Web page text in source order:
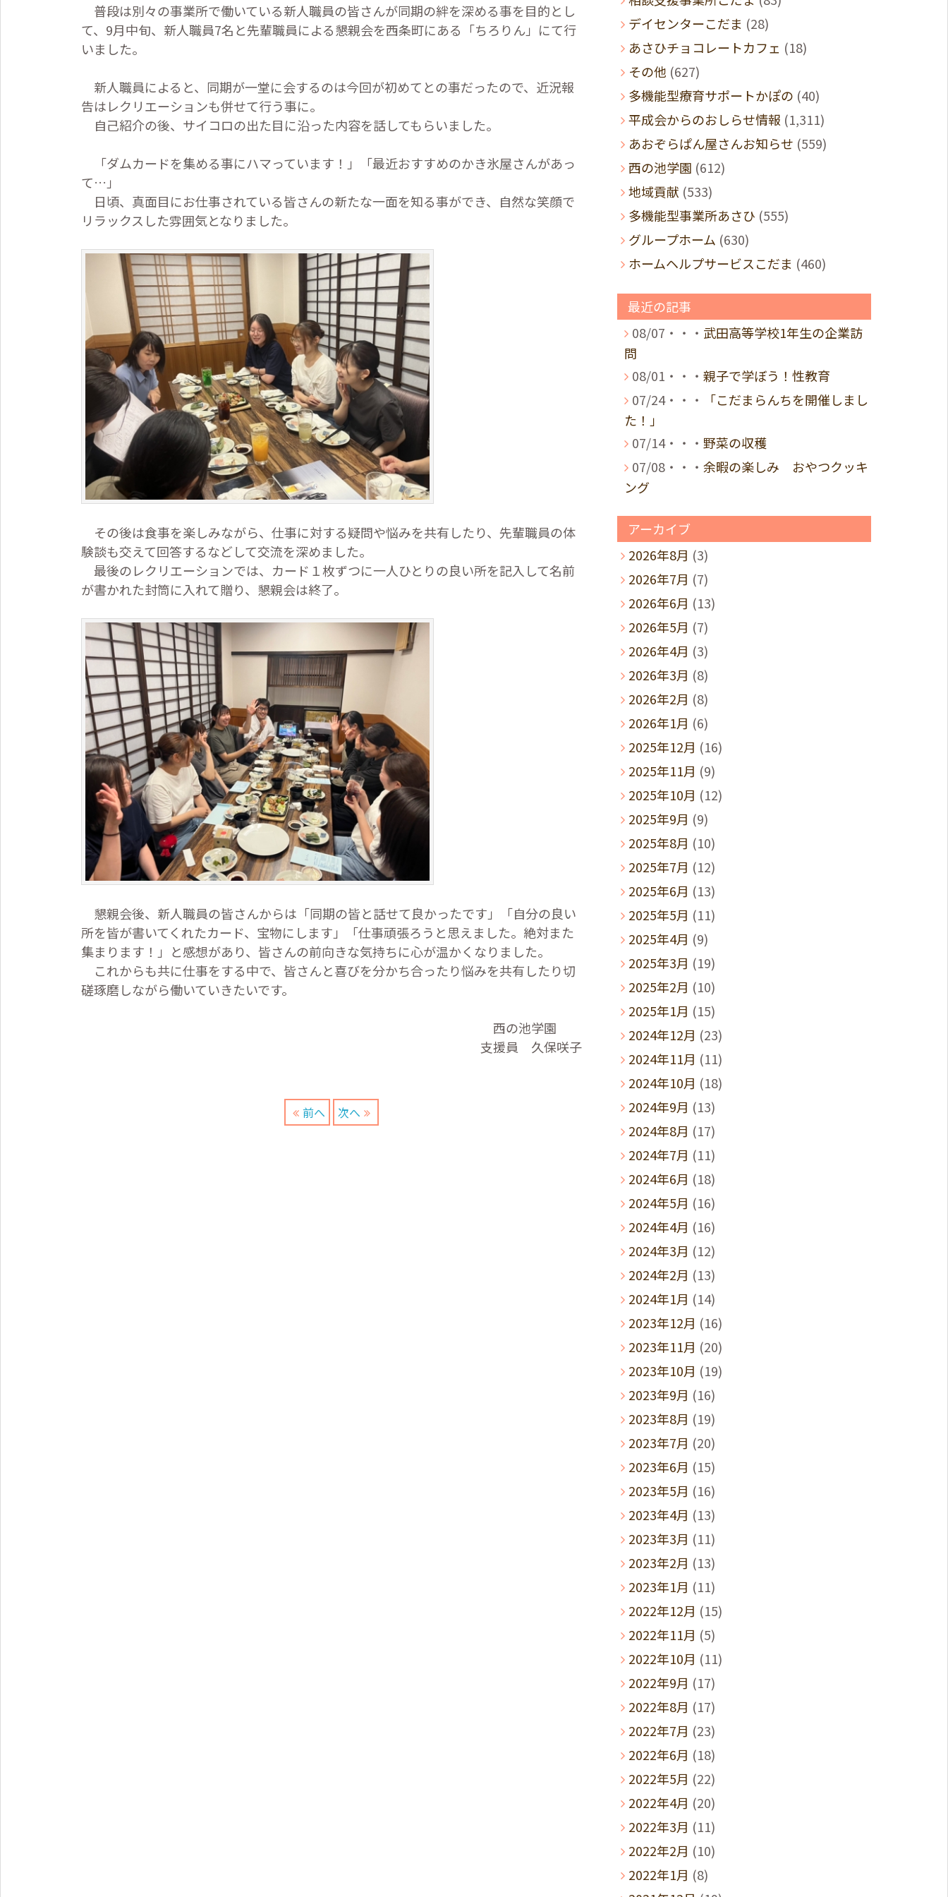
普段は別々の事業所で働いている新人職員の皆さんが同期の絆を深める事を目的とし
て、9月中旬、新人職員7名と先輩職員による懇親会を西条町にある「ちろりん」にて行
いました。
新人職員によると、同期が一堂に会するのは今回が初めてとの事だったので、近況報
告はレクリエーションも併せて行う事に。
自己紹介の後、サイコロの出た目に沿った内容を話してもらいました。
「ダムカードを集める事にハマっています！」「最近おすすめのかき氷屋さんがあっ
て…」
日頃、真面目にお仕事されている皆さんの新たな一面を知る事ができ、自然な笑顔で
リラックスした雰囲気となりました。
その後は食事を楽しみながら、仕事に対する疑問や悩みを共有したり、先輩職員の体
験談も交えて回答するなどして交流を深めました。
最後のレクリエーションでは、カード１枚ずつに一人ひとりの良い所を記入して名前
が書かれた封筒に入れて贈り、懇親会は終了。
懇親会後、新人職員の皆さんからは「同期の皆と話せて良かったです」「自分の良い
所を皆が書いてくれたカード、宝物にします」「仕事頑張ろうと思えました。絶対また
集まります！」と感想があり、皆さんの前向きな気持ちに心が温かくなりました。
これからも共に仕事をする中で、皆さんと喜びを分かち合ったり悩みを共有したり切
磋琢磨しながら働いていきたいです。
西の池学園
支援員 久保咲子
前へ 次へ
デイセンターこだま (28)
あさひチョコレートカフェ (18)
その他 (627)
多機能型療育サポートかぽの (40)
平成会からのおしらせ情報 (1,311)
あおぞらぱん屋さんお知らせ (559)
西の池学園 (612)
地域貢献 (533)
多機能型事業所あさひ (555)
グループホーム (630)
ホームヘルプサービスこだま (460)
最近の記事
08/07・・・ 武田高等学校1年生の企業訪
問
08/01・・・ 親子で学ぼう！性教育
07/24・・・
「こだまらんちを開催しまし
た！」
07/14・・・ 野菜の収穫
07/08・・・ 余暇の楽しみ おやつクッキ
ング
アーカイブ
2026年8月 (3)
2026年7月 (7)
2026年6月 (13)
2026年5月 (7)
2026年4月 (3)
2026年3月 (8)
2026年2月 (8)
2026年1月 (6)
2025年12月 (16)
2025年11月 (9)
2025年10月 (12)
2025年9月 (9)
2025年8月 (10)
2025年7月 (12)
2025年6月 (13)
2025年5月 (11)
2025年4月 (9)
2025年3月 (19)
2025年2月 (10)
2025年1月 (15)
2024年12月 (23)
2024年11月 (11)
2024年10月 (18)
2024年9月 (13)
2024年8月 (17)
2024年7月 (11)
2024年6月 (18)
2024年5月 (16)
2024年4月 (16)
2024年3月 (12)
2024年2月 (13)
2024年1月 (14)
2023年12月 (16)
2023年11月 (20)
2023年10月 (19)
2023年9月 (16)
2023年8月 (19)
2023年7月 (20)
2023年6月 (15)
2023年5月 (16)
2023年4月 (13)
2023年3月 (11)
2023年2月 (13)
2023年1月 (11)
2022年12月 (15)
2022年11月 (5)
2022年10月 (11)
2022年9月 (17)
2022年8月 (17)
2022年7月 (23)
2022年6月 (18)
2022年5月 (22)
2022年4月 (20)
2022年3月 (11)
2022年2月 (10)
2022年1月 (8)